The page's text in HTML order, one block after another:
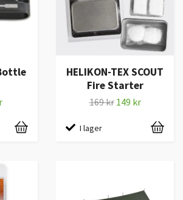
HELIKON-TEX SCOUT
Fire Starter
169 kr 149 kr
I lager